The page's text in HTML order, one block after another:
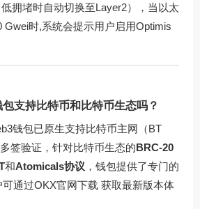
拥堵时自动切换至Layer2），当以太
Gwei时,系统会提示用户启用Optimis
支持比特币和比特币生态吗？
钱包已原生支持比特币主网（BT
签验证，针对比特币生态的BRC-20
和Atomicals协议 ，钱包提供了专门的
通过OKX官网下载 获取最新版本体